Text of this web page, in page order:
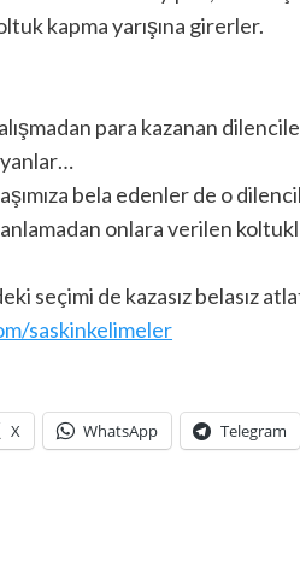
kapma yarışına girerler.
para kazanan
bela edenler de o
onlara verilen
seçimi de kazasız belasız
saskinkelimeler
X WhatsApp Telegram